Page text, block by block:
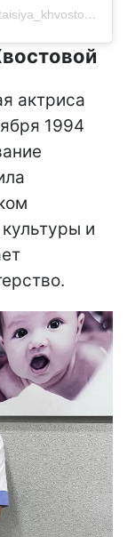
Допис, поширений Таїсія Хвостова (@taisiya_khvostova)
актриса
1994
и